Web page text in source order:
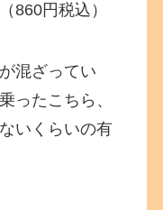
860円税込）
混ざってい
ったこちら、
いくらいの有